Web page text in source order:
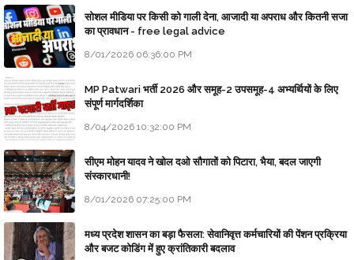
सोशल मीडिया पर किसी को गाली देना, आजादी या अपराध और कितनी सजा
का प्रावधान - free legal advice
8/01/2026 06:36:00 PM
MP Patwari भर्ती 2026 और समूह-2 उपसमूह-4 अभ्यर्थियों के लिए
संपूर्ण मार्गदर्शिका
8/04/2026 10:32:00 PM
सीएम मोहन यादव ने खोल दओ सौगातों को पिटारा, भैया, बदल जाएगी
संस्कारधानी!
8/01/2026 07:25:00 PM
मध्य प्रदेश शासन का बड़ा फैसला: सेवानिवृत्त कर्मचारियों की पेंशन प्रक्रिया
और बजट कोडिंग में हुए क्रांतिकारी बदलाव